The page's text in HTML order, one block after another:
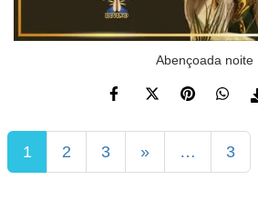
Abençoada noite
1 2 3 » … 3